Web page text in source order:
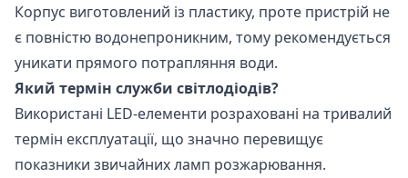
Корпус виготовлений із пластику, проте пристрій не
є повністю водонепроникним, тому рекомендується
уникати прямого потрапляння води.
Який термін служби світлодіодів?
Використані LED-елементи розраховані на тривалий
термін експлуатації, що значно перевищує
показники звичайних ламп розжарювання.